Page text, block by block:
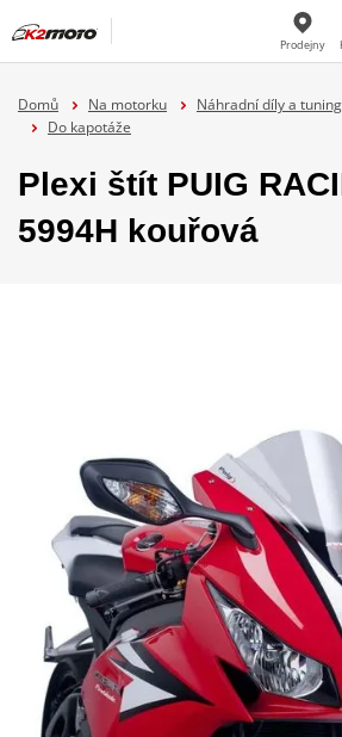
Prodejny
Domů Na motorku Náhradní díly a tuning
Do kapotáže
Plexi štít PUIG
5994H kouřová